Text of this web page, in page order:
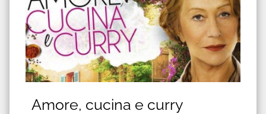
Amore, cucina e curry